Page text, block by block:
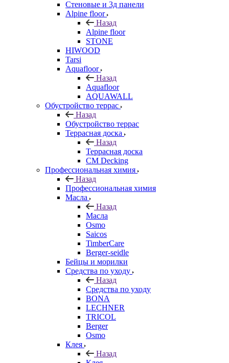
Стеновые и 3д панели
Alpine floor
Назад
Alpine floor
STONE
HIWOOD
Tarsi
Aquafloor
Назад
Aquafloor
AQUAWALL
Обустройство террас
Назад
Обустройство террас
Террасная доска
Назад
Террасная доска
CM Decking
Профессиональная химия
Назад
Профессиональная химия
Масла
Назад
Масла
Osmo
Saicos
TimberCare
Berger-seidle
Бейцы и морилки
Средства по уходу
Назад
Средства по уходу
BONA
LECHNER
TRICOL
Berger
Osmo
Клея
Назад